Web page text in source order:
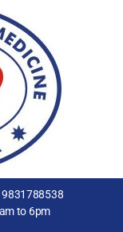
9831788538
to 6pm